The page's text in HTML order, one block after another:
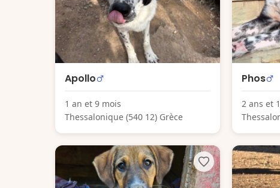
Apollo
1 an et 9 mois
Thessalonique (540 12) Grèce
Phos
2 ans et